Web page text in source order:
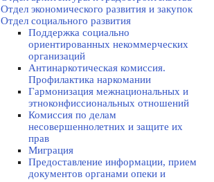
Отдел экономического развития и закупок
Отдел социального развития
Поддержка социально
ориентированных некоммерческих
организаций
Антинаркотическая комиссия.
Профилактика наркомании
Гармонизация межнациональных и
этноконфиссиональных отношений
Комиссия по делам
несовершеннолетних и защите их
прав
Миграция
Предоставление информации, прием
документов органами опеки и